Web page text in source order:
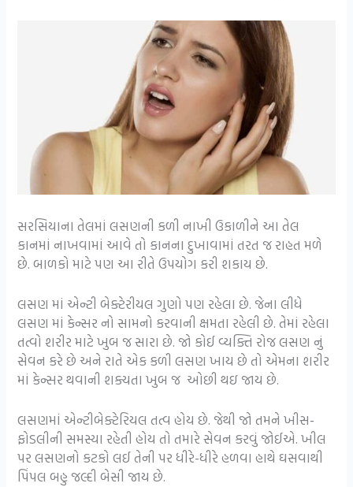
સરસિયાના તેલમાં લસણની કળી નાખી ઉકાળીને આ તેલ
કાનમાં નાખવામાં આવે તો કાનના દુખાવામાં તરત જ રાહત મળે
છે. બાળકો માટે પણ આ રીતે ઉપયોગ કરી શકાય છે.
લસણ માં એન્ટી બેક્ટેરીયલ ગુણો પણ રહેલા છે. જેના લીધે
લસણ માં કેન્સર નો સામનો કરવાની ક્ષમતા રહેલી છે. તેમાં રહેલા
તત્વો શરીર માટે ખુબ જ સારા છે. જો કોઈ વ્યક્તિ રોજ લસણ નું
સેવન કરે છે અને રાતે એક કળી લસણ ખાય છે તો એમના શરીર
માં કેન્સર થવાની શક્યતા ખુબ જ ઓછી થઇ જાય છે.
લસણમાં એન્ટીબેક્ટેરિયલ તત્વ હોય છે. જેથી જો તમને ખીસ-
ફોડલીની સમસ્યા રહેતી હોય તો તમારે સેવન કરવું જોઈએ. ખીલ
પર લસણનો કટકો લઈ તેની પર ધીરે-ધીરે હળવા હાથે ઘસવાથી
પિંપલ બહુ જલ્દી બેસી જાય છે.